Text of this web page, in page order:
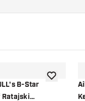
B-Star
ajouter à